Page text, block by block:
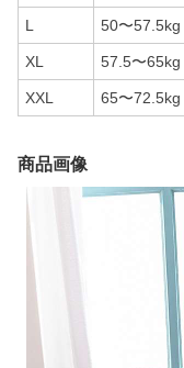
L 50〜57.5kg
XL 57.5〜65kg
XXL 65〜72.5kg
商品画像